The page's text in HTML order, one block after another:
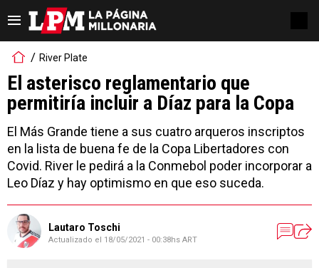
River Plate
El asterisco reglamentario que
permitiría incluir a Díaz para la Copa
El Más Grande tiene a sus cuatro arqueros inscriptos
en la lista de buena fe de la Copa Libertadores con
Covid. River le pedirá a la Conmebol poder incorporar a
Leo Díaz y hay optimismo en que eso suceda.
Lautaro Toschi
Actualizado el 18/05/2021 - 00:38hs ART